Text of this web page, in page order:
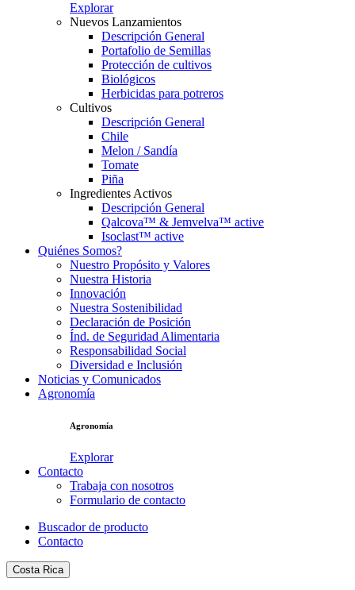
Explorar
Nuevos Lanzamientos
Descripción General
Portafolio de Semillas
Protección de cultivos
Biológicos
Herbicidas para potreros
Cultivos
Descripción General
Chile
Melon / Sandía
Tomate
Piña
Ingredientes Activos
Descripción General
Qalcova™ & Jemvelva™ active
Isoclast™ active
Quiénes Somos?
Nuestro Propósito y Valores
Nuestra Historia
Innovación
Nuestra Sostenibilidad
Declaración de Posición
Índ. de Seguridad Alimentaria
Responsabilidad Social
Diversidad e Inclusión
Noticias y Comunicados
Agronomía
Agronomía
Explorar
Contacto
Trabaja con nosotros
Formulario de contacto
Buscador de producto
Contacto
Costa Rica